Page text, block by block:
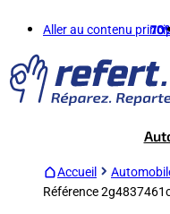
Aller au contenu
Accueil
Référence